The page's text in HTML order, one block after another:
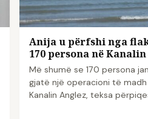
Anija u përfshi nga
170 persona në
Më shumë se 170 persona
gjatë një operacioni të
Kanalin Anglez, teksa